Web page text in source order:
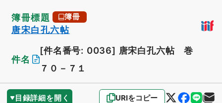
簿冊標題 簿冊
唐宋白孔六帖
件名
[件名番号: 0036] 唐宋白孔六帖 巻
７０－７１
目録詳細を開く URIをコピー